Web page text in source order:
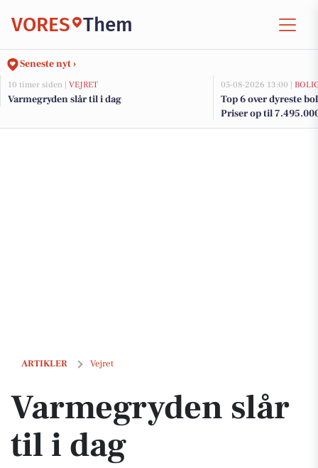
VORES Them
Seneste nyt ›
10 timer siden | VEJRET
Varmegryden slår til i dag
05-08-2026 13:00 |
Top 6 over dyreste
Priser op til
ARTIKLER Vejret
Varmegryden slår til i dag
Varmegryden slår
til i dag